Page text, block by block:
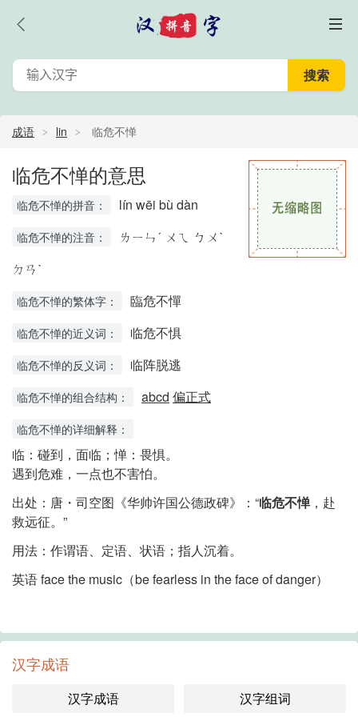
成语 lin 临危不惮
临危不惮的意思
临危不惮的拼音： lín wēi bù dàn
临危不惮的注音：
ㄌㄧㄣˊ ㄨㄟ ㄅㄨˋ
ㄉㄢˋ
临危不惮的繁体字： 臨危不憚
临危不惮的近义词： 临危不惧
临危不惮的反义词： 临阵脱逃
临危不惮的组合结构： abcd 偏正式
临危不惮的详细解释：
临：碰到，面临；惮：畏惧。
遇到危难，一点也不害怕。
出处 ： 唐・司空图《华帅许国公德政碑》：“临危不惮，赴
救远征。”
用法 ： 作谓语、定语、状语；指人沉着。
英语face the music（be fearless in the face of danger）
汉字成语
汉字成语 汉字组词